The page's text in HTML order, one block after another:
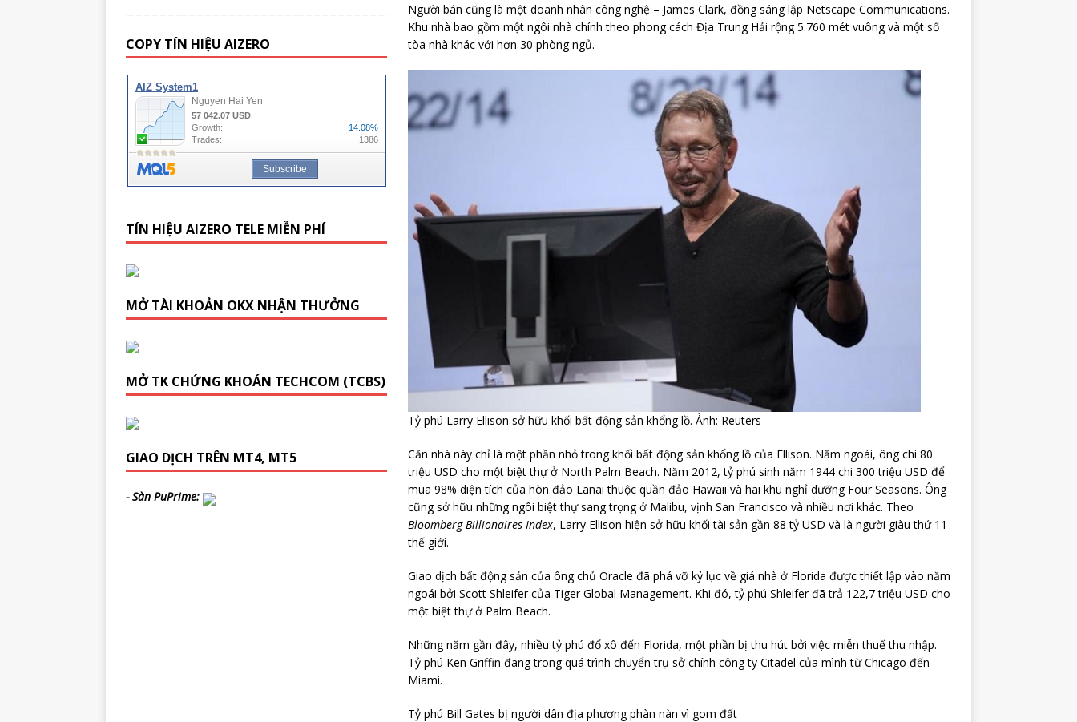
Người bán cũng là một doanh nhân công nghệ – James Clark, đồng sáng lập Netscape Communications.
Khu nhà bao gồm một ngôi nhà chính theo phong cách Địa Trung Hải rộng 5.760 mét vuông và một số
tòa nhà khác với hơn 30 phòng ngủ.
Tỷ phú Larry Ellison sở hữu khối bất động sản khổng lồ. Ảnh: Reuters
Căn nhà này chỉ là một phần nhỏ trong khối bất động sản khổng lồ của Ellison. Năm ngoái, ông chi 80
triệu USD cho một biệt thự ở North Palm Beach. Năm 2012, tỷ phú sinh năm 1944 chi 300 triệu USD để
mua 98% diện tích của hòn đảo Lanai thuộc quần đảo Hawaii và hai khu nghỉ dưỡng Four Seasons. Ông
cũng sở hữu những ngôi biệt thự sang trọng ở Malibu, vịnh San Francisco và nhiều nơi khác. Theo
Bloomberg Billionaires Index, Larry Ellison hiện sở hữu khối tài sản gần 88 tỷ USD và là người giàu thứ 11
thế giới.
Giao dịch bất động sản của ông chủ Oracle đã phá vỡ kỷ lục về giá nhà ở Florida được thiết lập vào năm
ngoái bởi Scott Shleifer của Tiger Global Management. Khi đó, tỷ phú Shleifer đã trả 122,7 triệu USD cho
một biệt thự ở Palm Beach.
Những năm gần đây, nhiều tỷ phú đổ xô đến Florida, một phần bị thu hút bởi việc miễn thuế thu nhập.
Tỷ phú Ken Griffin đang trong quá trình chuyển trụ sở chính công ty Citadel của mình từ Chicago đến
Miami.
Tỷ phú Bill Gates bị người dân địa phương phàn nàn vì gom đất
COPY TÍN HIỆU AIZERO
TÍN HIỆU AIZERO TELE MIỄN PHÍ
MỞ TÀI KHOẢN OKX NHẬN THƯỞNG
MỞ TK CHỨNG KHOÁN TECHCOM (TCBS)
GIAO DỊCH TRÊN MT4, MT5
- Sàn PuPrime: